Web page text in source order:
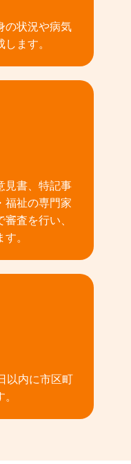
の状況や病気
ます。
見書、特記事
福祉の専門家
査を行い、
。
以内に市区町